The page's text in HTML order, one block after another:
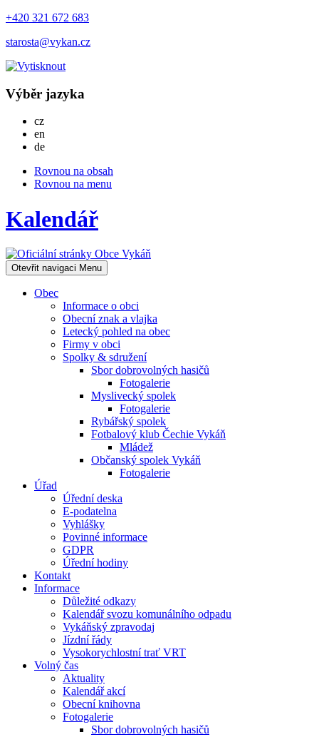
+420 321 672 683
starosta@vykan.cz
Výběr jazyka
czČesky
en
deDeutsch
Rovnou na obsah
Rovnou na menu
Kalendář
Otevřit navigaci Menu
Obec
Informace o obci
Obecní znak a vlajka
Letecký pohled na obec
Firmy v obci
Spolky & sdružení
Sbor dobrovolných hasičů
Fotogalerie
Myslivecký spolek
Fotogalerie
Rybářský spolek
Fotbalový klub Čechie Vykáň
Mládež
Občanský spolek Vykáň
Fotogalerie
Úřad
Úřední deska
E-podatelna
Vyhlášky
Povinné informace
GDPR
Úřední hodiny
Kontakt
Informace
Důležité odkazy
Kalendář svozu komunálního odpadu
Vykáňský zpravodaj
Jízdní řády
Vysokorychlostní trať VRT
Volný čas
Aktuality
Kalendář akcí
Obecní knihovna
Fotogalerie
Sbor dobrovolných hasičů